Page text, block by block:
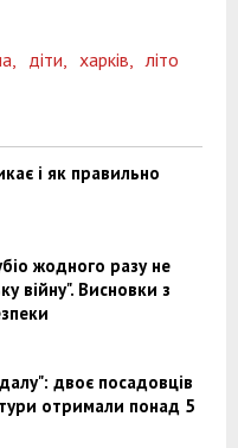
діти, харків, літо
і як правильно
жодного разу не
війну". Висновки з
двоє посадовців
отримали понад 5